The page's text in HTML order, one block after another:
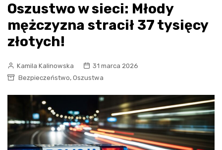
Oszustwo w sieci: Młody
mężczyzna stracił 37 tysięcy
złotych!
Kamila Kalinowska
31 marca 2026
Bezpieczeństwo, Oszustwa